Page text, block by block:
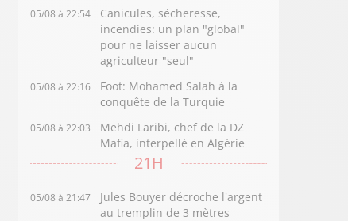
05/08 à 22:54
Canicules, sécheresse,
incendies: un plan "global"
pour ne laisser aucun
agriculteur "seul"
05/08 à 22:16
Foot: Mohamed Salah à la
conquête de la Turquie
05/08 à 22:03
Mehdi Laribi, chef de la DZ
Mafia, interpellé en Algérie
21H
05/08 à 21:47
Jules Bouyer décroche l'argent
au tremplin de 3 mètres